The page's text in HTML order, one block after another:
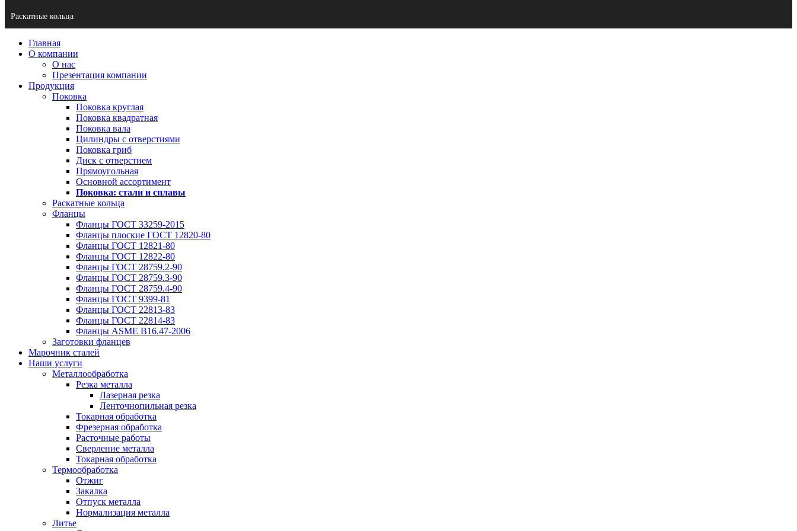
Раскатные кольца
Главная
О компании
О нас
Презентация компании
Продукция
Поковка
Поковка круглая
Поковка квадратная
Поковка вала
Цилиндры с отверстиями
Поковка гриб
Диск с отверстием
Прямоугольная
Основной ассортимент
Поковка: cтали и сплавы
Раскатные кольца
Фланцы
Фланцы ГОСТ 33259-2015
Фланцы плоские ГОСТ 12820-80
Фланцы ГОСТ 12821-80
Фланцы ГОСТ 12822-80
Фланцы ГОСТ 28759.2-90
Фланцы ГОСТ 28759.3-90
Фланцы ГОСТ 28759.4-90
Фланцы ГОСТ 9399-81
Фланцы ГОСТ 22813-83
Фланцы ГОСТ 22814-83
Фланцы ASME B16.47-2006
Заготовки фланцев
Марочник сталей
Наши услуги
Металлообработка
Резка металла
Лазерная резка
Ленточнопильная резка
Токарная обработка
Фрезерная обработка
Расточные работы
Сверление металла
Токарная обработка
Термообработка
Отжиг
Закалка
Отпуск металла
Нормализация металла
Литье